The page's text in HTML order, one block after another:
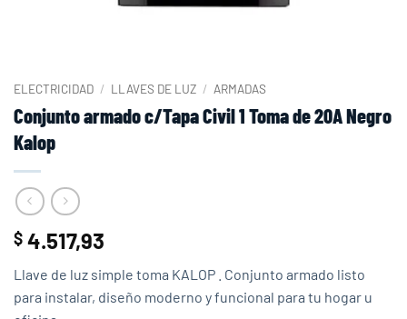
ELECTRICIDAD / LLAVES DE LUZ / ARMADAS
Conjunto armado c/Tapa Civil 1 Toma de 20A Negro
Kalop
$ 4.517,93
Llave de luz simple toma KALOP . Conjunto armado listo
para instalar, diseño moderno y funcional para tu hogar u